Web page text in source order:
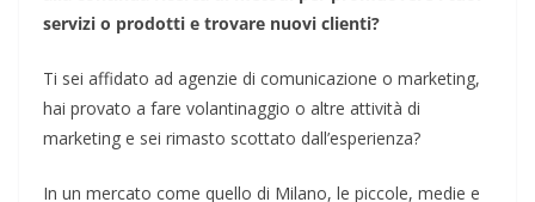
servizi o prodotti e trovare nuovi clienti?
Ti sei affidato ad agenzie di comunicazione o marketing,
hai provato a fare volantinaggio o altre attività di
marketing e sei rimasto scottato dall’esperienza?
In un mercato come quello di Milano, le piccole, medie e